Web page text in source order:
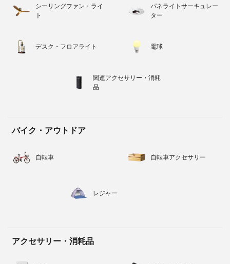
シーリングファン・ライ
ト
パネライトサーキュレー
ター
デスク・フロアライト 電球
関連アクセサリー・消耗
品
バイク・アウトドア
自転車 自転車アクセサリー
レジャー
アクセサリー・消耗品